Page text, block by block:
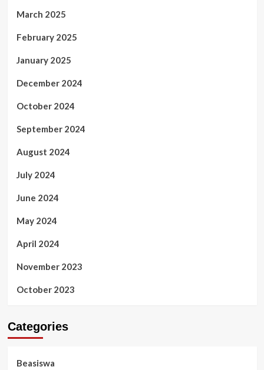
March 2025
February 2025
January 2025
December 2024
October 2024
September 2024
August 2024
July 2024
June 2024
May 2024
April 2024
November 2023
October 2023
Categories
Beasiswa